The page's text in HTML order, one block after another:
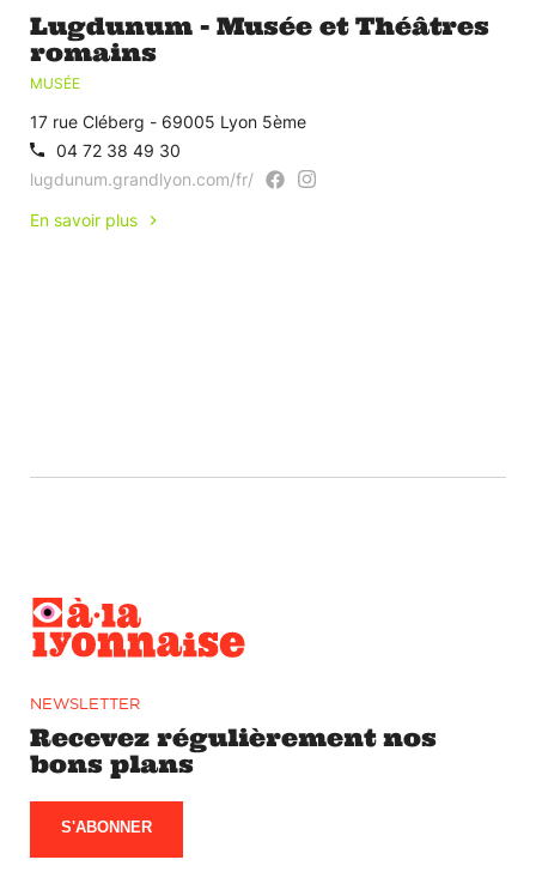
Lugdunum - Musée et Théâtres
romains
MUSÉE
17 rue Cléberg - 69005 Lyon 5ème
04 72 38 49 30
lugdunum.grandlyon.com/fr/
En savoir plus
NEWSLETTER
Recevez régulièrement nos
bons plans
S'ABONNER